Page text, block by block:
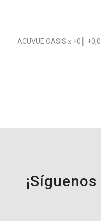
ACUVUE OASIS x +0║